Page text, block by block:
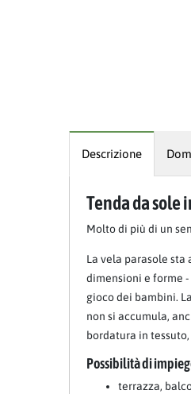
Descrizione
Tenda da sole
Molto di più di un
La vela parasole
dimensioni e forme
gioco dei bambini.
non si accumula,
bordatura in
Possibilità di
terrazza,